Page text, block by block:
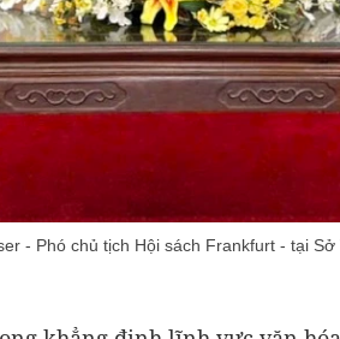
- Phó chủ tịch Hội sách Frankfurt - tại